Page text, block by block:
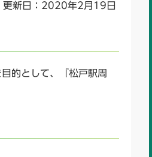
更新日：2020年2月19日
的として、『松戸駅周